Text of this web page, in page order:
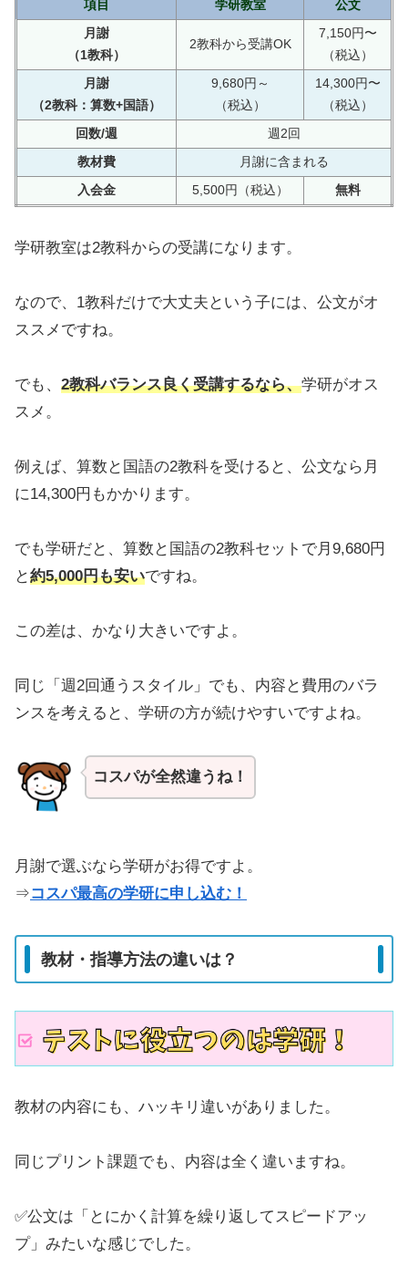
項目 学研教室 公文
月謝
（1教科）
2教科から受講OK
7,150円〜
（税込）
月謝
（2教科：算数+国語）
9,680円～
（税込）
14,300円〜
（税込）
回数/週 週2回
教材費 月謝に含まれる
入会金 5,500円（税込） 無料
学研教室は2教科からの受講になります。
なので、1教科だけで大丈夫という子には、公文がオ
ススメですね。
でも、 2教科バランス良く受講するなら、学研がオス
スメ。
例えば、算数と国語の2教科を受けると、公文なら月
に14,300円もかかります。
でも学研だと、算数と国語の2教科セットで月9,680円
と約5,000円も安いですね。
この差は、かなり大きいですよ。
同じ「週2回通うスタイル」でも、内容と費用のバラ
ンスを考えると、学研の方が続けやすいですよね。
コスパが全然違うね！
月謝で選ぶなら学研がお得ですよ。
⇒コスパ最高の学研に申し込む！
教材・指導方法の違いは？
教材の内容にも、ハッキリ違いがありました。
同じプリント課題でも、内容は全く違いますね。
✅公文は「とにかく計算を繰り返してスピードアッ
プ」みたいな感じでした。